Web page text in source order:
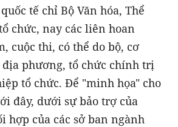
tế chỉ Bộ Văn hóa, Thể
chức, nay các liên hoan
cuộc thi, có thể do bộ, cơ
địa phương, tổ chức chính trị
tổ chức. Để "minh họa" cho
đây, dưới sự bảo trợ của
hợp của các sở ban ngành